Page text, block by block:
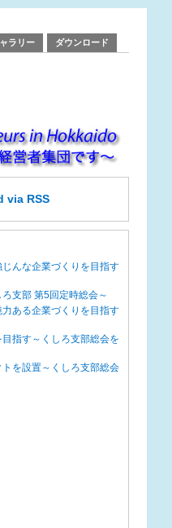
ラリー ダウンロード
via RSS
じんな企業づくりを目指す
支部 第5回定時総会～
力ある企業づくりを目指す
目指す～くしろ支部総会を
を設置～くしろ支部総会